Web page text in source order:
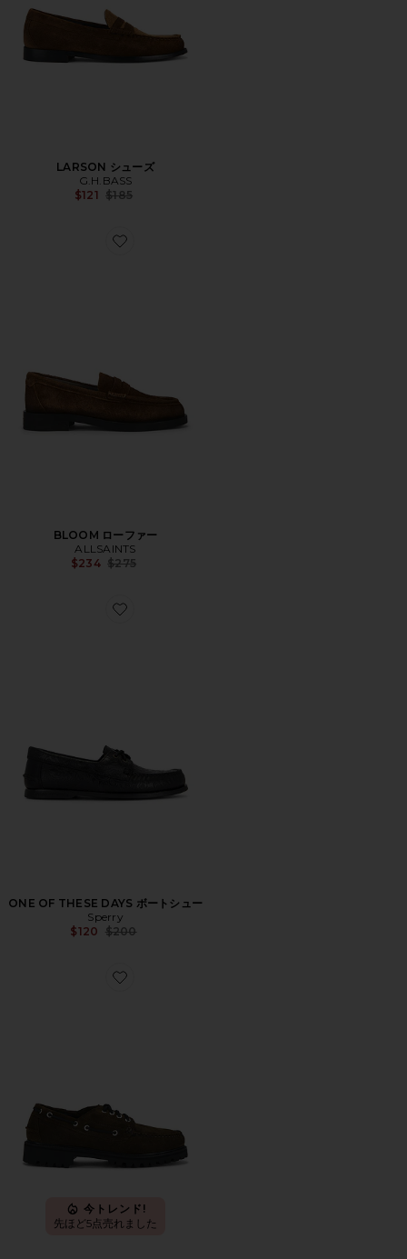
LARSON シューズ
G.H.BASS
$121 Previous price:
$185
Favorite BLOOM ローファー
BLOOM ローファー
ALLSAINTS
$234 Previous price:
$275
Favorite ONE OF THESE DAYS ボートシュー
ONE OF THESE DAYS ボートシュー
Sperry
$120 Previous price:
$200
Favorite RANGER シューズ
今トレンド!
先ほど5点売れました